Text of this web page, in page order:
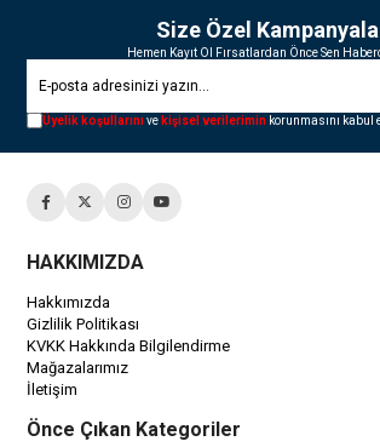
Size Özel
Hemen Kayıt Ol Fırsatlardan Önce Sen
Üyelik koşullarınıve kişisel verilerimin korunmasını kabul
HAKKIMIZDA
Hakkımızda
Gizlilik Politikası
KVKK Hakkında Bilgilendirme
Mağazalarımız
İletişim
Önce Çıkan Kategoriler